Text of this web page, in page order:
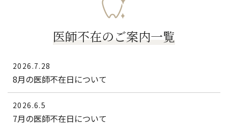
医師不在のご案内一覧
2026.7.28
8月の医師不在日について
2026.6.5
7月の医師不在日について